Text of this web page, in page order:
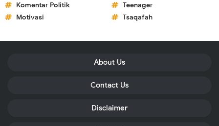
Komentar Politik
Motivasi
Teenager
Tsaqafah
About Us
Contact Us
Disclaimer